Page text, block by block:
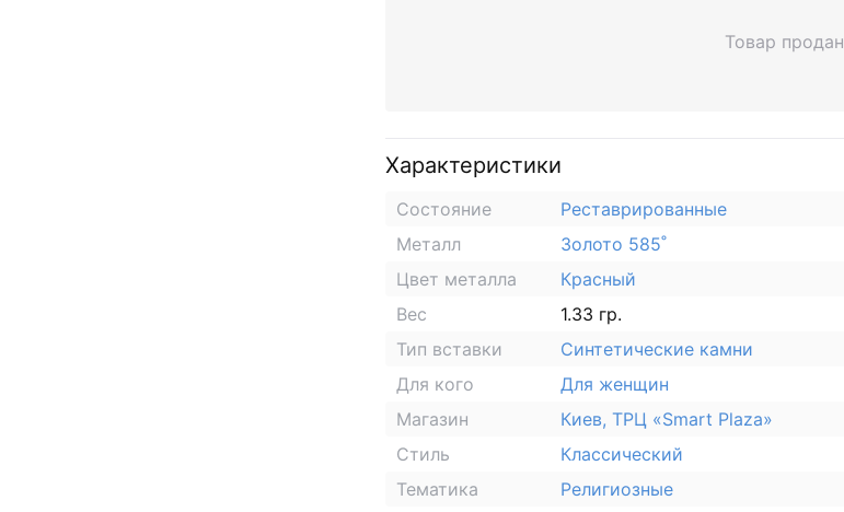
Товар продан
Характеристики
Состояние
Реставрированные
Металл
Золото 585˚
Цвет металла
Красный
Вес
1.33 гр.
Тип вставки
Синтетические камни
Для кого
Для женщин
Магазин
Киев, ТРЦ «Smart Plaza»
Стиль
Классический
Тематика
Религиозные